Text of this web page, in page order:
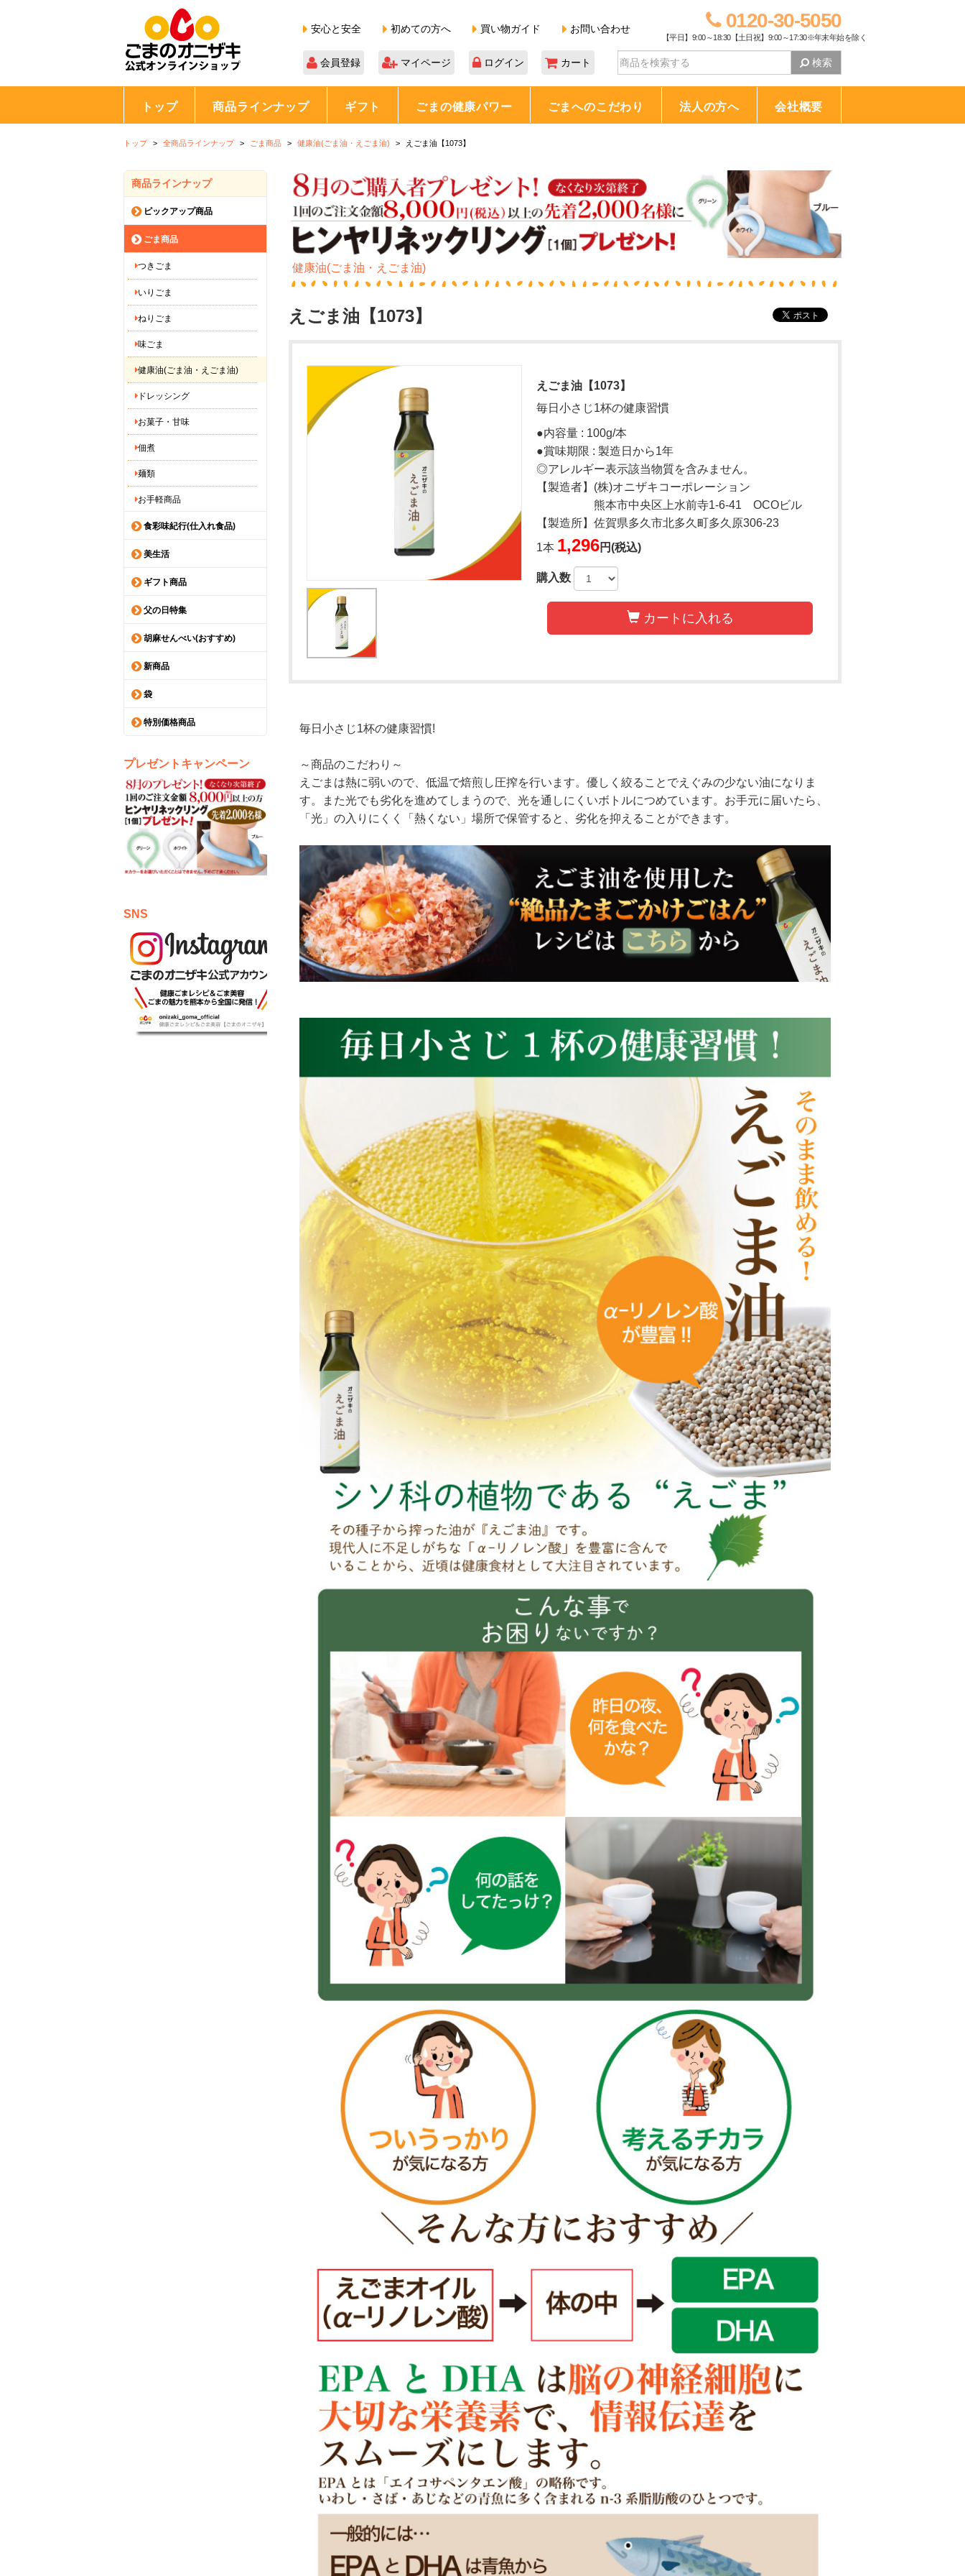
安心と安全 初めての方へ 買い物ガイド お問い合わせ 0120-30-5050
【平日】9:00～18:30【土日祝】9:00～17:30※年末年始を除く
会員登録 マイページ ログイン カート 検索
トップ 商品ラインナップ ギフト ごまの健康パワー ごまへのこだわり 法人の方へ 会社概要
トップ 全商品ラインナップ ごま商品 健康油(ごま油・えごま油) えごま油【1073】
商品ラインナップ
ピックアップ商品
ごま商品
つきごま
いりごま
ねりごま
味ごま
健康油(ごま油・えごま油)
ドレッシング
お菓子・甘味
佃煮
麺類
お手軽商品
食彩味紀行(仕入れ食品)
美生活
ギフト商品
父の日特集
胡麻せんべい(おすすめ)
新商品
袋
特別価格商品
プレゼントキャンペーン
SNS
健康油(ごま油・えごま油)
えごま油【1073】
えごま油【1073】
毎日小さじ1杯の健康習慣
●内容量 : 100g/本
●賞味期限 : 製造日から1年
◎アレルギー表示該当物質を含みません。
【製造者】(株)オニザキコーポレーション
熊本市中央区上水前寺1-6-41 OCOビル
【製造所】佐賀県多久市北多久町多久原306-23
1本 1,296円(税込)
購入数
カートに入れる
毎日小さじ1杯の健康習慣!
～商品のこだわり～
えごまは熱に弱いので、低温で焙煎し圧搾を行います。優しく絞ることでえぐみの少ない油になりま
す。また光でも劣化を進めてしまうので、光を通しにくいボトルにつめています。お手元に届いたら、
「光」の入りにくく「熱くない」場所で保管すると、劣化を抑えることができます。